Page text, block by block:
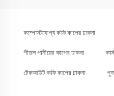
কম্পোস্টযোগ্য কফি কাপের ঢাকনা
শীতল পানীয়ের কাপের ঢাকনা
টেকআউট কফি কাপের ঢাকনা